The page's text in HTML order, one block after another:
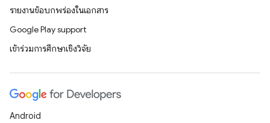
รายงานข้อบกพร่องในเอกสาร
Google Play support
เข้าร่วมการศึกษาเชิงวิจัย
Android